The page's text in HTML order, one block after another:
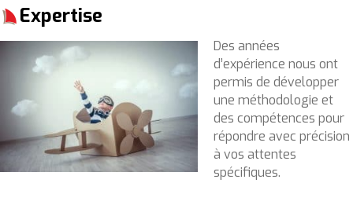
Expertise
Des années
d’expérience nous ont
permis de développer
une méthodologie et
des compétences pour
répondre avec précision
à vos attentes
spécifiques.